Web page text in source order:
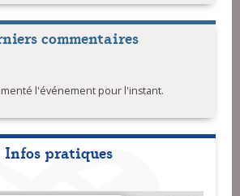
commentaires
l'événement pour l'instant.
Infos pratiques